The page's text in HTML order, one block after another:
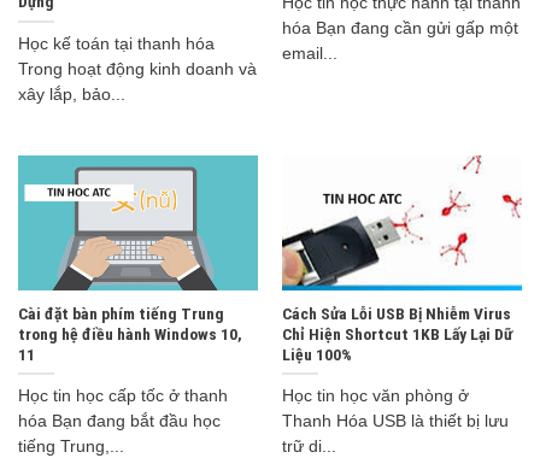
Học kế toán tại thanh hóa
Trong hoạt động kinh doanh và
xây lắp, bảo...
hóa Bạn đang cần gửi gấp một
email...
Cài đặt bàn phím tiếng Trung
trong hệ điều hành Windows 10,
11
Học tin học cấp tốc ở thanh
hóa Bạn đang bắt đầu học
tiếng Trung,...
Cách Sửa Lỗi USB Bị Nhiễm Virus
Chỉ Hiện Shortcut 1KB Lấy Lại Dữ
Liệu 100%
Học tin học văn phòng ở
Thanh Hóa USB là thiết bị lưu
trữ di...